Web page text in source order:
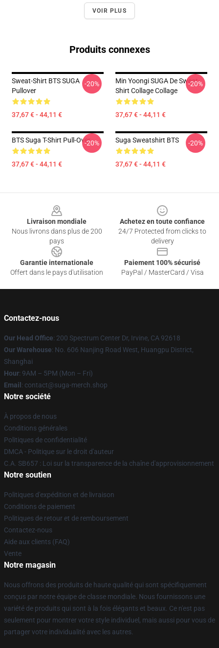
VOIR PLUS
Produits connexes
Sweat-Shirt BTS SUGA
Pullover
37,67 € - 44,11 €
-20%
Min Yoongi SUGA De Sweat-
Shirt Collage Collage
37,67 € - 44,11 €
-20%
BTS Suga T-Shirt Pull-Over
37,67 € - 44,11 €
-20% Suga Sweatshirt BTS
37,67 € - 44,11 €
-20%
Livraison mondiale
Nous livrons dans plus de 200
pays
Achetez en toute confiance
24/7 Protected from clicks to
delivery
Garantie internationale
Offert dans le pays d'utilisation
Paiement 100% sécurisé
PayPal / MasterCard / Visa
Contactez-nous
Our Head Office: 200 Spectrum Center Dr, Irvine, CA 92618
Our Warehouse: No. 606 Nanjing Road West, Huangpu District,
Shanghai
Hour: 9AM – 5PM (Mon – Fri)
Email : contact@suga-merch.shop
Notre société
À propos de nous
Conditions générales
Politiques de confidentialité
DMCA - Politique sur le droit d'auteur
C.A. SB657 : Loi sur la transparence de la chaîne d'approvisionnement
Notre soutien
Politiques d'expédition et de livraison
Conditions de paiement
Politiques de retour et de remboursement
Contactez-nous
Aide aux clients (FAQ)
Vente
Notre magasin
Nous offrons des produits de haute qualité qui sont spécifiquement
conçus par notre équipe de classe mondiale. Nous fournissons une
variété de produits qui sont à la fois élégants et beaux. Ce n'est pas
seulement pour montrer votre style individuel, mais aussi pour vous de
partager votre individualité avec les autres.